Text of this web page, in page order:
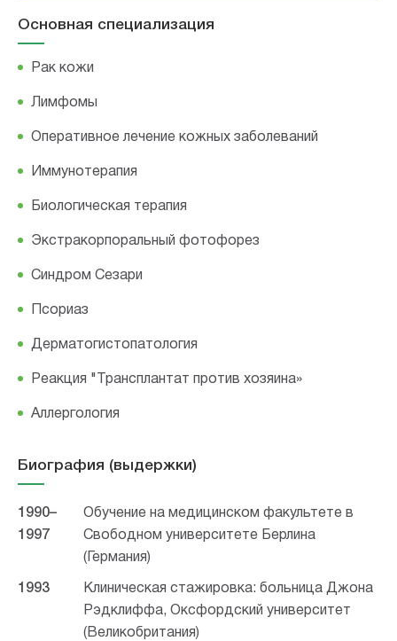
Основная специализация
Рак кожи
Лимфомы
Оперативное лечение кожных заболеваний
Иммунотерапия
Биологическая терапия
Экстракорпоральный фотофорез
Синдром Сезари
Псориаз
Дерматогистопатология
Реакция "Трансплантат против хозяина»
Аллергология
Биография (выдержки)
1990–
1997
Обучение на медицинском факультете в
Свободном университете Берлина
(Германия)
1993
Клиническая стажировка: больница Джона
Рэдклиффа, Оксфордский университет
(Великобритания)